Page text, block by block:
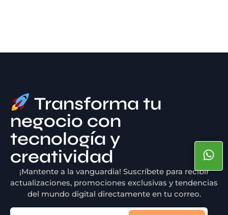
Transforma tu
negocio con
tecnología y
creatividad
¡Mantente a la vanguardia! Suscríbete para recibir
actualizaciones, promociones exclusivas y tendencias
del mundo digital directamente en tu correo.